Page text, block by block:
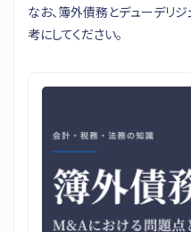
なお、簿外債務とデューデリ
考にしてください。